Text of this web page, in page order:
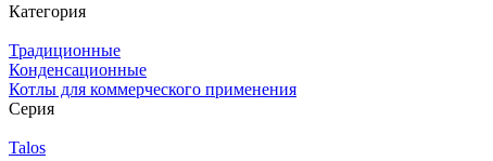
Категория
Традиционные
Конденсационные
Котлы для коммерческого применения
Серия
Talos